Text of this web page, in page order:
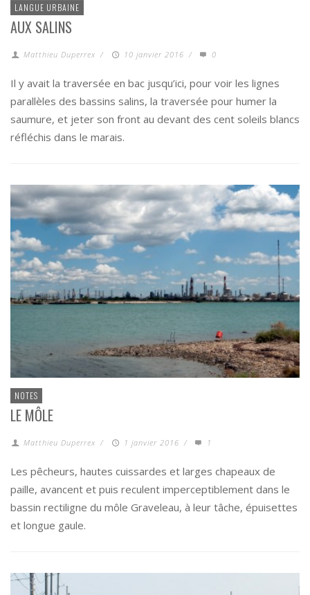
LANGUE URBAINE
AUX SALINS
Matthieu Duperrex / 10 janvier 2016 / 0
Il y avait la traversée en bac jusqu’ici, pour voir les lignes
parallèles des bassins salins, la traversée pour humer la
saumure, et jeter son front au devant des cent soleils blancs
réfléchis dans le marais.
NOTES
LE MÔLE
Matthieu Duperrex / 1 janvier 2016 / 1
Les pêcheurs, hautes cuissardes et larges chapeaux de
paille, avancent et puis reculent imperceptiblement dans le
bassin rectiligne du môle Graveleau, à leur tâche, épuisettes
et longue gaule.